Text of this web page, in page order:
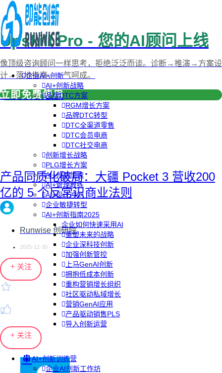
企业AI+创新
AI+创新战略
品牌DTC方案
RGM增长方案
品牌DTC转型
DTC全渠道零售
DTC会员电商
DTC社交电商
创新增长战略
PLG增长方案
AI+创新加速
AI+管理教练
AI+设计冲刺
企业敏捷转型
AI+创新指南2025
企业如何快速采用AI
重塑未来的战略
企业深科技创新
加强创新管控
上马GenAI创新
拥抱低成本创新
重构营销增长组织
社区驱动私域增长
营销GenAI应用
产品驱动销售PLS
导入创新运营
AI+创新训练营
企业AI创新工作坊
Upskill Pro - 您的AI顾问上线
像顶级咨询顾问一样思考，拒绝泛泛而谈。诊断→推演→方案设
计→落地指南，一气呵成。
立即免费使用
产品同质化破局：大疆 Pocket 3 营收200
亿的 5 个反常识商业法则
Runwise 创研院
2025-12-30
+ 关注
+ 关注